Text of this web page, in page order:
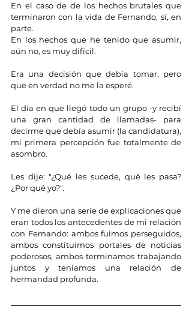
En el caso de de los hechos brutales que
terminaron con la vida de Fernando, sí, en
parte.
En los hechos que he tenido que asumir,
aún no, es muy difícil.
Era una decisión que debía tomar, pero
que en verdad no me la esperé.
El día en que llegó todo un grupo -y recibí
una gran cantidad de llamadas- para
decirme que debía asumir (la candidatura),
mi primera percepción fue totalmente de
asombro.
Les dije: "¿Qué les sucede, qué les pasa?
¿Por qué yo?".
Y me dieron una serie de explicaciones que
eran todos los antecedentes de mi relación
con Fernando: ambos fuimos perseguidos,
ambos constituimos portales de noticias
poderosos, ambos terminamos trabajando
juntos y teníamos una relación de
hermandad profunda.